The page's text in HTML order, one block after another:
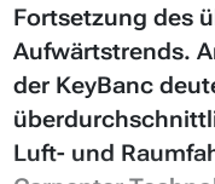
Fortsetzung des
Aufwärtstrends.
der KeyBanc
Luft- und